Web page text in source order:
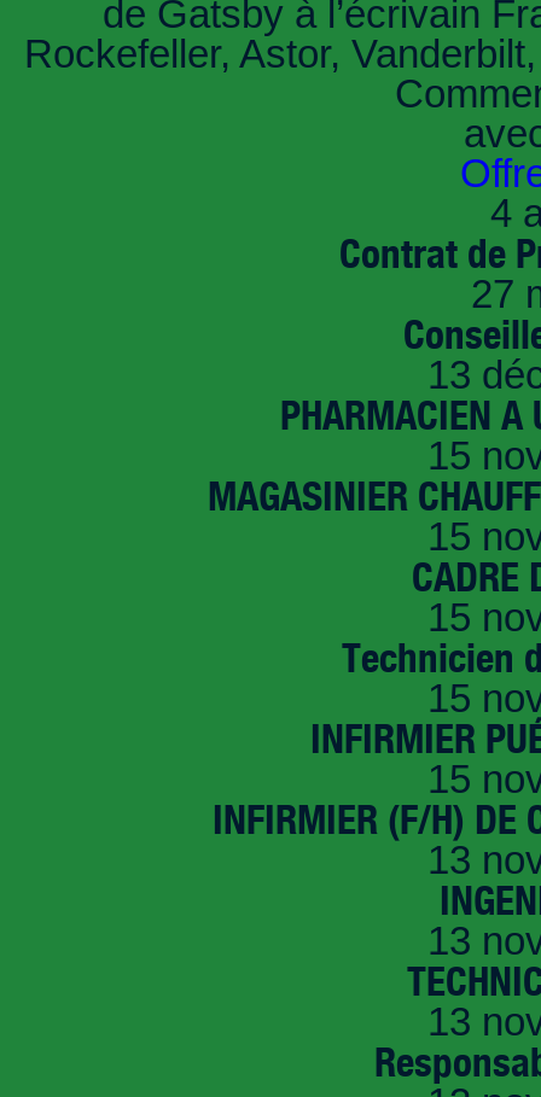
de Gatsby à l’écrivain
Rockefeller, Astor,
4
Contrat de
27
13
PHARMACIEN A
15
MAGASINIER
15
CADRE
15
Technicien
15
INFIRMIER
15
INFIRMIER (F/H) DE
13
13
13